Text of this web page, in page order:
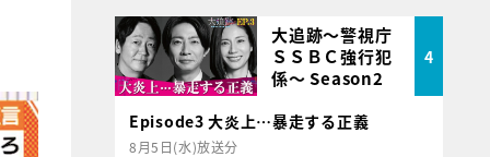
大追跡～警視庁
ＳＳＢＣ強行犯
係～ Season2
4
Episode3 大炎上…暴走する正義
8月5日(水)放送分